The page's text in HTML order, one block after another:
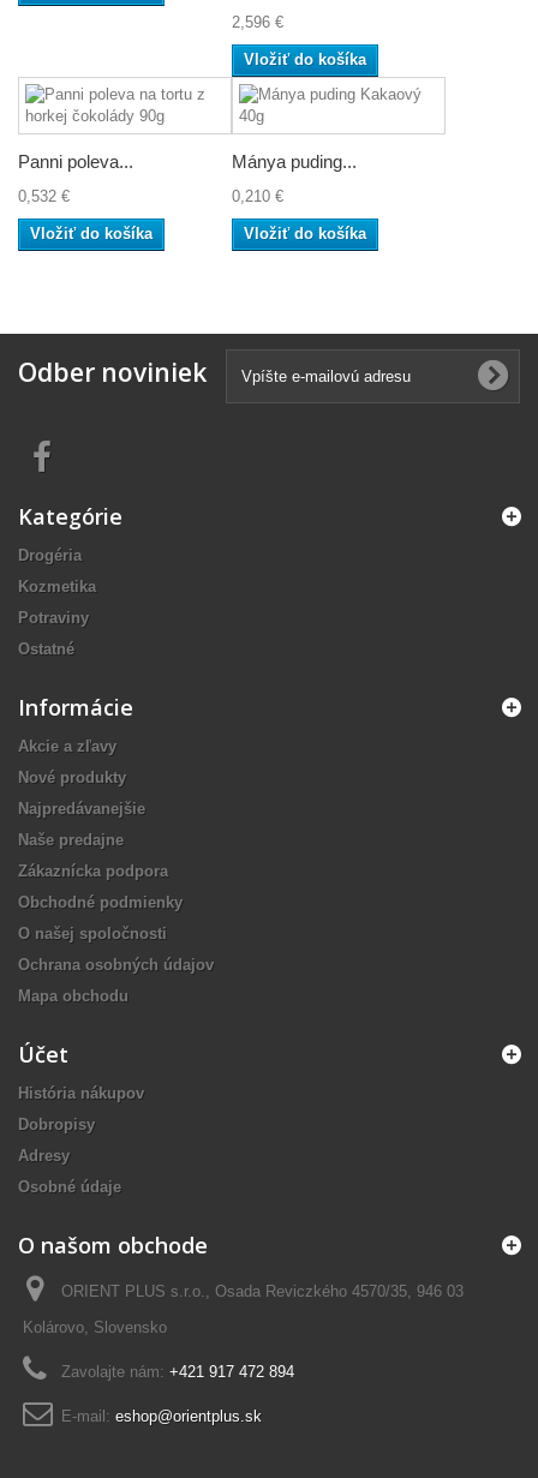
2,596 €
Vložiť do košíka
Panni poleva...
0,532 €
Vložiť do košíka
Mánya puding...
0,210 €
Vložiť do košíka
Odber noviniek
Kategórie
Drogéria
Kozmetika
Potraviny
Ostatné
Informácie
Akcie a zľavy
Nové produkty
Najpredávanejšie
Naše predajne
Zákaznícka podpora
Obchodné podmienky
O našej spoločnosti
Ochrana osobných údajov
Mapa obchodu
Účet
História nákupov
Dobropisy
Adresy
Osobné údaje
O našom obchode
ORIENT PLUS s.r.o., Osada Reviczkého 4570/35, 946 03
Kolárovo, Slovensko
Zavolajte nám: +421 917 472 894
E-mail: eshop@orientplus.sk